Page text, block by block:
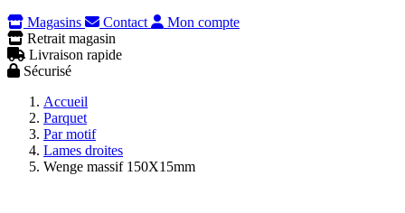
Magasins
Contact
Mon compte
Retrait magasin
Livraison rapide
Sécurisé
Accueil
Parquet
Par motif
Lames droites
Wenge massif 150X15mm